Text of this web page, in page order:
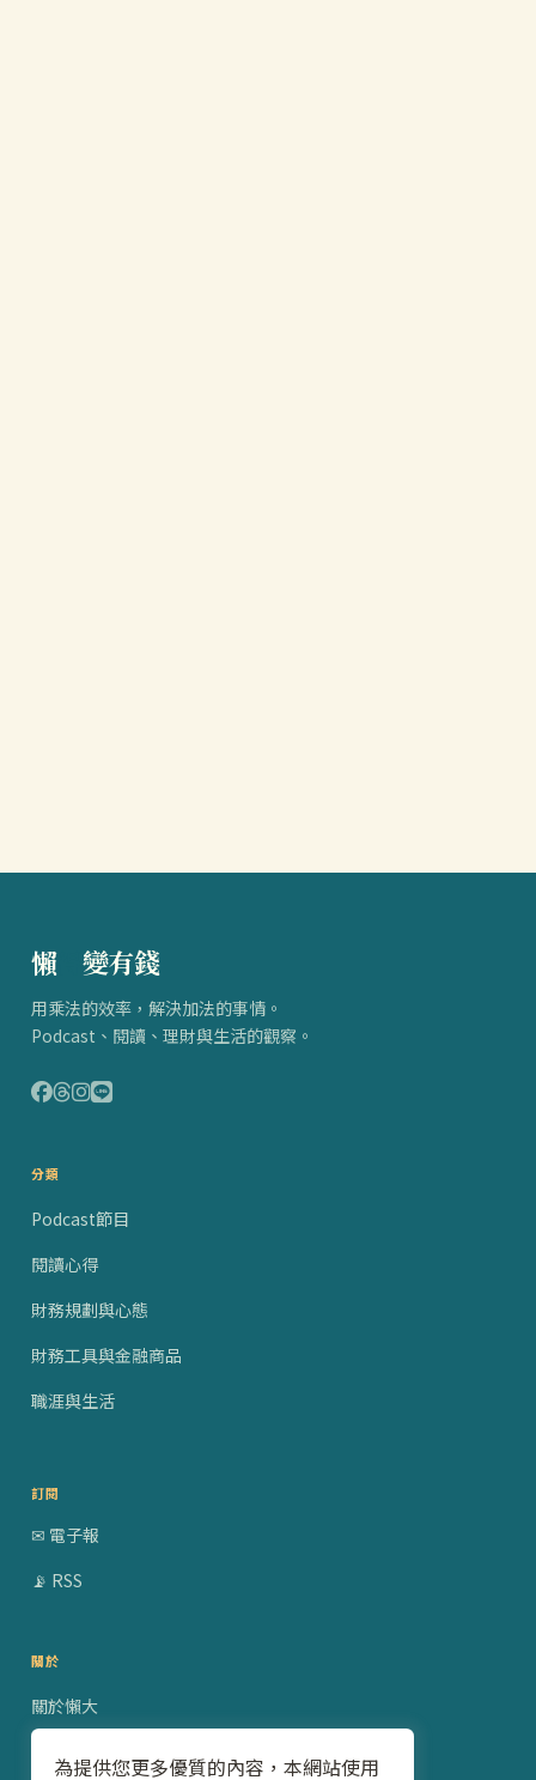
懶得 變有錢
用乘法的效率，解決加法的事情。
Podcast、閱讀、理財與生活的觀察。
分類
Podcast節目
閱讀心得
財務規劃與心態
財務工具與金融商品
職涯與生活
訂閱
✉ 電子報
📡 RSS
關於
關於懶大
為提供您更多優質的內容，本網站使用